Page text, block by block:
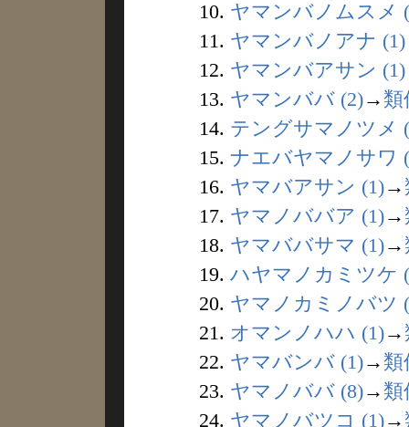
10. ヤマンバノムスメ
11. ヤマンバノアナ (1)
12. ヤマンバアサン (1)
13. ヤマンババ (2)→ 類
14. テングサマノツメ
15. ナエバヤマノサワ
16. ヤマバアサン (1)→
17. ヤマノババア (1)→
18. ヤマババサマ (1)→
19. ハヤマノカミツケ
20. ヤマノカミノバツ
21. オマンノハハ (1)→
22. ヤマバンバ (1)→ 類
23. ヤマノババ (8)→ 類
24. ヤマノバツコ (1)→